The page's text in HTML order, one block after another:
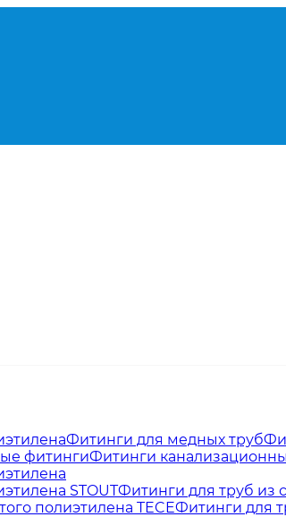
Фитинги для медных труб
фитингиФитинги
STOUTФитинги для труб из
полиэтилена TECEФитинги для